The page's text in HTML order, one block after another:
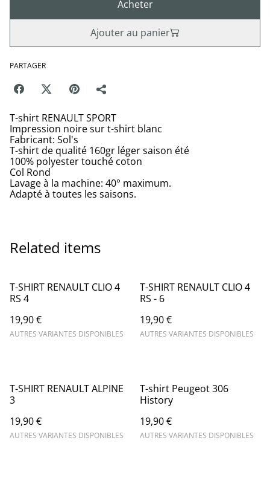
Acheter
Ajouter au panier
PARTAGER
T-shirt RENAULT SPORT
Impression noire sur t-shirt blanc
Fabricant: Sol's
T-shirt de qualité 160gr léger saison été
100% polyester touché coton
Col Rond
Lavage à la machine: 40° maximum.
Adapté à toutes les saisons.
Related items
T-SHIRT RENAULT CLIO 4
RS 4
19,90 €
AUTRES VARIANTES DISPONIBLES
T-SHIRT RENAULT CLIO 4
RS - 6
19,90 €
AUTRES VARIANTES DISPONIBLES
T-SHIRT RENAULT ALPINE
3
19,90 €
AUTRES VARIANTES DISPONIBLES
T-shirt Peugeot 306
History
19,90 €
AUTRES VARIANTES DISPONIBLES